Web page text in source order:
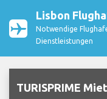
Lisbon
Notwendige
Dienstleistungen
TURISPRIME